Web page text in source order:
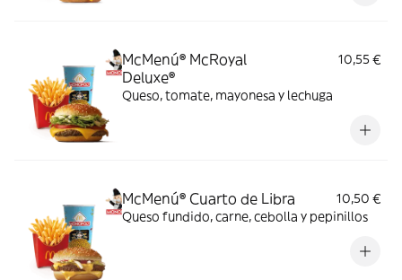
McMenú® McRoyal
Deluxe®
10,55 €
Queso, tomate, mayonesa y lechuga
McMenú® Cuarto de Libra
10,50 €
Queso fundido, carne, cebolla y pepinillos